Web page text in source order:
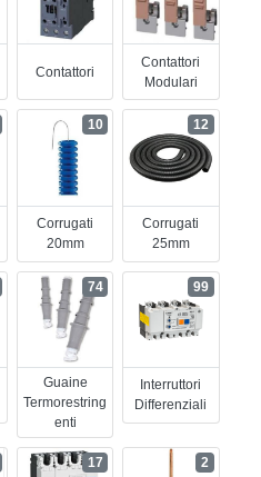
Contattori
Contattori
Modulari
Corrugati
20mm
10
Corrugati
25mm
12
Guaine
Termorestring
Enti
74
Interruttori
Differenziali
99
17 2